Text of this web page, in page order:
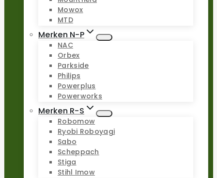
Mowox
MTD
Merken N-P
NAC
Orbex
Parkside
Philips
Powerplus
Powerworks
Merken R-S
Robomow
Ryobi Roboyagi
Sabo
Scheppach
Stiga
Stihl Imow